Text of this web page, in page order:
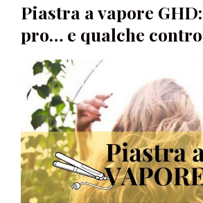
Piastra a vapore
pro… e qualche